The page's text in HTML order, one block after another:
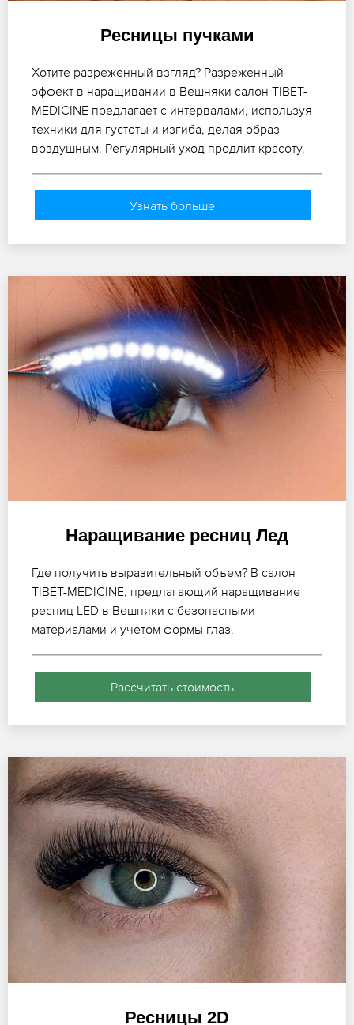
Ресницы пучками
Хотите разреженный взгляд? Разреженный
эффект в наращивании в Вешняки салон TIBET-
MEDICINE предлагает с интервалами, используя
техники для густоты и изгиба, делая образ
воздушным. Регулярный уход продлит красоту.
Узнать больше
Наращивание ресниц Лед
Где получить выразительный объем? В салон
TIBET-MEDICINE, предлагающий наращивание
ресниц LED в Вешняки с безопасными
материалами и учетом формы глаз.
Рассчитать стоимость
Ресницы 2D